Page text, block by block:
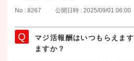
No : 8267 公開日時 : 2025/09/01 06:00
マジ活報酬はいつもらえま
ますか？